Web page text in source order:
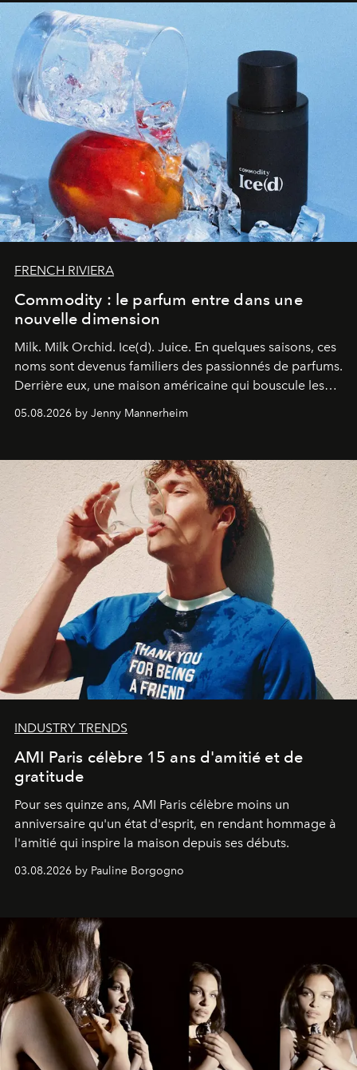
FRENCH RIVIERA
Commodity : le parfum entre dans une
nouvelle dimension
Milk. Milk Orchid. Ice(d). Juice. En quelques saisons, ces
noms sont devenus familiers des passionnés de parfums.
Derrière eux, une maison américaine qui bouscule les
codes de la parfumerie contemporaine en proposant
une approche aussi intuitive que personnelle :
05.08.2026 by Jenny Mannerheim
INDUSTRY TRENDS
AMI Paris célèbre 15 ans d'amitié et de
gratitude
Pour ses quinze ans, AMI Paris célèbre moins un
anniversaire qu'un état d'esprit, en rendant hommage à
l'amitié qui inspire la maison depuis ses débuts.
03.08.2026 by Pauline Borgogno